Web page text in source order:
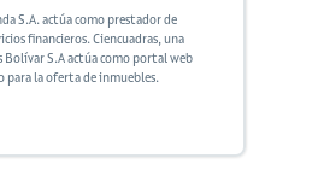
S.A. actúa como prestador de
financieros. Ciencuadras, una
Bolívar S.A actúa como portal web
la oferta de inmuebles.